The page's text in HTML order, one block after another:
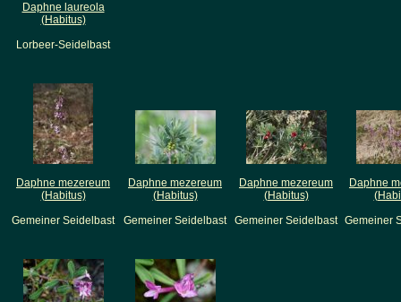
Daphne laureola
(Habitus)
Lorbeer-Seidelbast
Daphne mezereum
(Habitus)
Gemeiner Seidelbast
Daphne mezereum
(Habitus)
Gemeiner Seidelbast
Daphne mezereum
(Habitus)
Gemeiner Seidelbast
Daphne
Gemeiner